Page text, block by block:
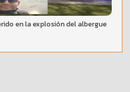
en la explosión del albergue